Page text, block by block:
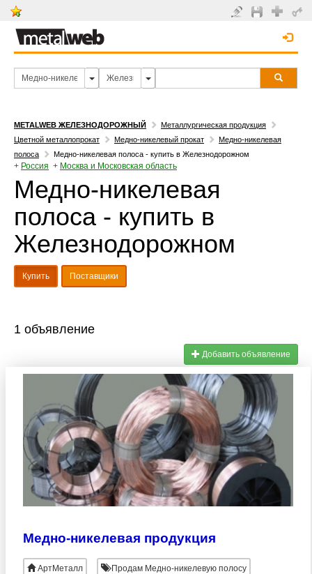
METALWEB ЖЕЛЕЗНОДОРОЖНЫЙ
Металлургическая продукция
Цветной металлопрокат
Медно-никелевый прокат
Медно-никелевая
полоса
Медно-никелевая полоса - купить в Железнодорожном
+ Россия + Москва и Московская область
Медно-никелевая
полоса - купить в
Железнодорожном
Купить Поставщики
1 объявление
Добавить объявление
Медно-никелевая продукция
АртМеталл Продам Медно-никелевую полосу